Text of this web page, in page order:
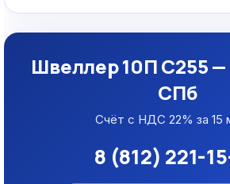
Швеллер 10П С255 —
СПб
Счёт с НДС 22% за 15
8 (812) 221-